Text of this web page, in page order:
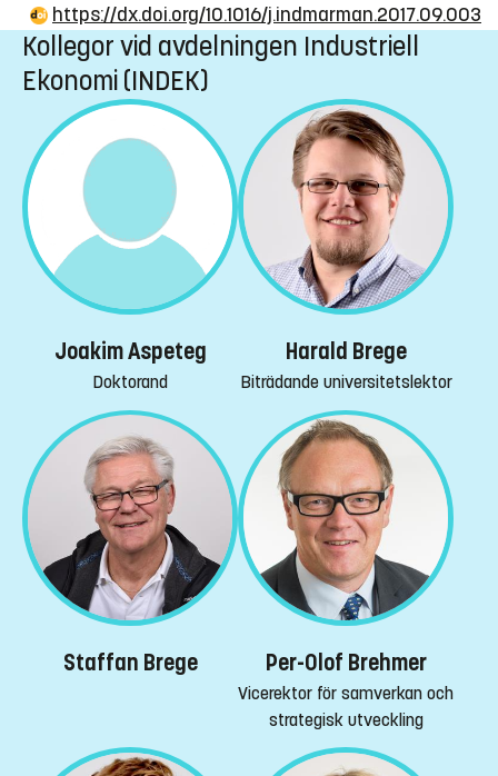
https://dx.doi.org/10.1016/j.indmarman.2017.09.003
Kollegor vid avdelningen Industriell
Ekonomi (INDEK)
Joakim Aspeteg
Doktorand
Harald Brege
Biträdande universitetslektor
Staffan Brege Per-Olof Brehmer
Vicerektor för samverkan och
strategisk utveckling